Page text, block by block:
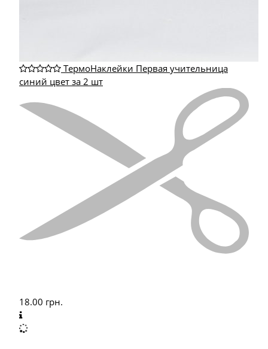
ТермоНаклейки Первая учительница
синий цвет за 2 шт
18.00 грн.